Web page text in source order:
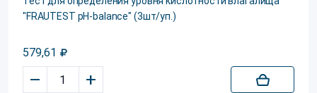
"FRAUTEST pH-balance" (3шт/уп.)
579,61
– +